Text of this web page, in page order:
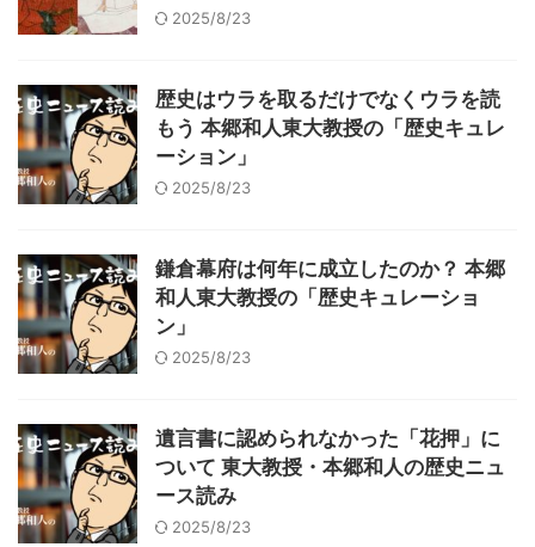
2025/8/23
歴史はウラを取るだけでなくウラを読
もう 本郷和人東大教授の「歴史キュレ
ーション」
2025/8/23
鎌倉幕府は何年に成立したのか？ 本郷
和人東大教授の「歴史キュレーショ
ン」
2025/8/23
遺言書に認められなかった「花押」に
ついて 東大教授・本郷和人の歴史ニュ
ース読み
2025/8/23